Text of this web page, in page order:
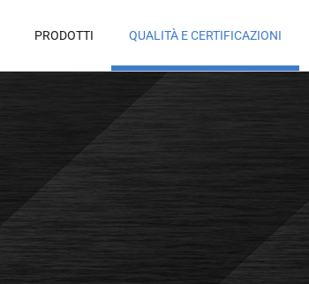
PRODOTTI QUALITÀ E CERTIFICAZIONI